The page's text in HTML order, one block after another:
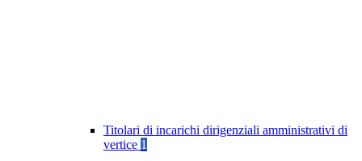
Titolari di incarichi dirigenziali amministrativi di
vertice 1